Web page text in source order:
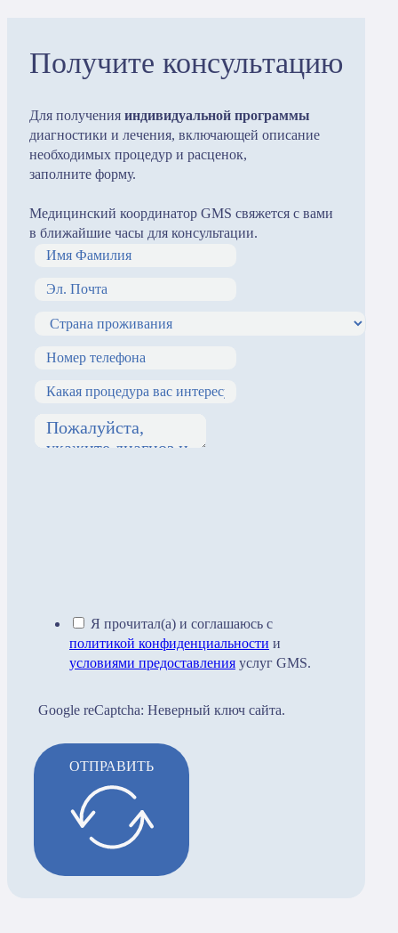
Получите консультацию
Для получения индивидуальной программы
диагностики и лечения, включающей описание
необходимых процедур и расценок,
заполните форму.
Медицинский координатор GMS свяжется с вами
в ближайшие часы для консультации.
Я прочитал(а) и соглашаюсь с
политикой конфиденциальности и
условиями предоставления услуг GMS.
Google reCaptcha: Неверный ключ сайта.
ОТПРАВИТЬ